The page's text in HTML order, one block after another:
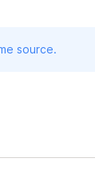
source.